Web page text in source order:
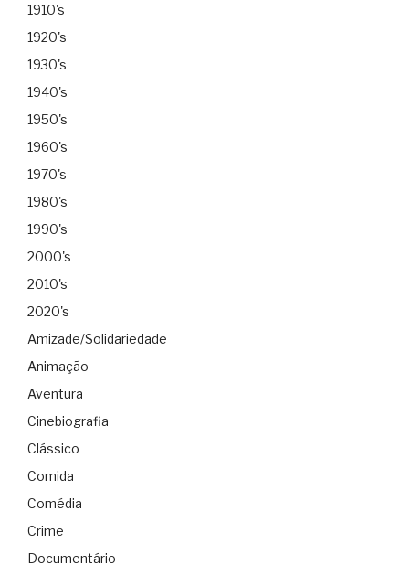
1910's
1920's
1930's
1940's
1950's
1960's
1970's
1980's
1990's
2000's
2010's
2020's
Amizade/Solidariedade
Animação
Aventura
Cinebiografia
Clássico
Comida
Comédia
Crime
Documentário